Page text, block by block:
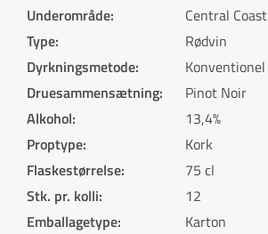
Underområde:
Central Coast
Type:
Rødvin
Dyrkningsmetode:
Konventionel
Druesammensætning:
Pinot Noir
Alkohol:
13,4%
Proptype:
Kork
Flaskestørrelse:
75 cl
Stk. pr. kolli:
12
Emballagetype: Karton